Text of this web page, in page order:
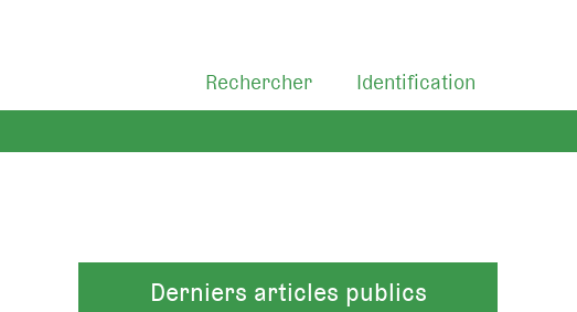
Identification
Rechercher
Derniers articles publics